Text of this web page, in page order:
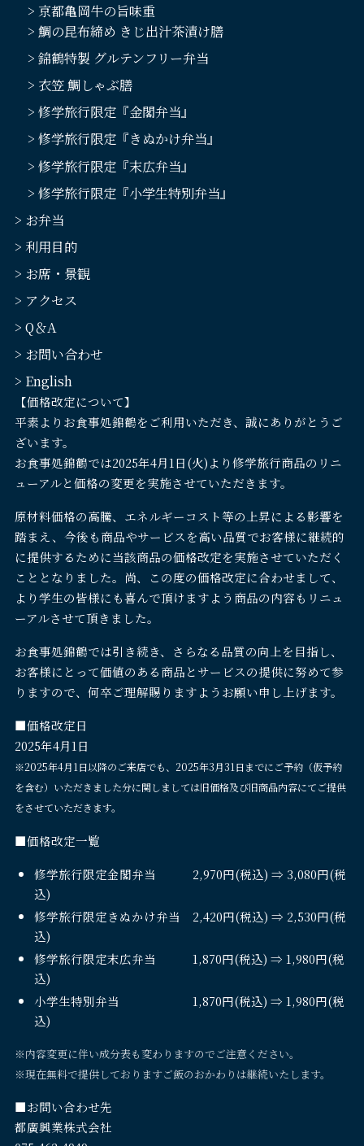
> 京都亀岡牛の旨味重
> 鯛の昆布締め きじ出汁茶漬け膳
> 錦鶴特製 グルテンフリー弁当
> 衣笠 鯛しゃぶ膳
> 修学旅行限定『金閣弁当』
> 修学旅行限定『きぬかけ弁当』
> 修学旅行限定『末広弁当』
> 修学旅行限定『小学生特別弁当』
> お弁当
> 利用目的
> お席・景観
> アクセス
> Q＆A
> お問い合わせ
> English
【価格改定について】
平素よりお食事処錦鶴をご利用いただき、誠にありがとうご
ざいます。
お食事処錦鶴では2025年4月1日(火)より修学旅行商品のリニ
ューアルと価格の変更を実施させていただきます。
原材料価格の高騰、エネルギーコスト等の上昇による影響を
踏まえ、今後も商品やサービスを高い品質でお客様に継続的
に提供するために当該商品の価格改定を実施させていただく
こととなりました。尚、この度の価格改定に合わせまして、
より学生の皆様にも喜んで頂けますよう商品の内容もリニュ
ーアルさせて頂きました。
お食事処錦鶴では引き続き、さらなる品質の向上を目指し、
お客様にとって価値のある商品とサービスの提供に努めて参
りますので、何卒ご理解賜りますようお願い申し上げます。
■価格改定日
2025年4月1日
※2025年4月1日以降のご来店でも、2025年3月31日までにご予約（仮予約
を含む）いただきました分に関しましては旧価格及び旧商品内容にてご提供
をさせていただきます。
■価格改定一覧
修学旅行限定金閣弁当 2,970円(税込) ⇒ 3,080円(税
込)
修学旅行限定きぬかけ弁当 2,420円(税込) ⇒ 2,530円(税
込)
修学旅行限定末広弁当 1,870円(税込) ⇒ 1,980円(税
込)
小学生特別弁当 1,870円(税込) ⇒ 1,980円(税
込)
※内容変更に伴い成分表も変わりますのでご注意ください。
※現在無料で提供しておりますご飯のおかわりは継続いたします。
■お問い合わせ先
都廣興業株式会社